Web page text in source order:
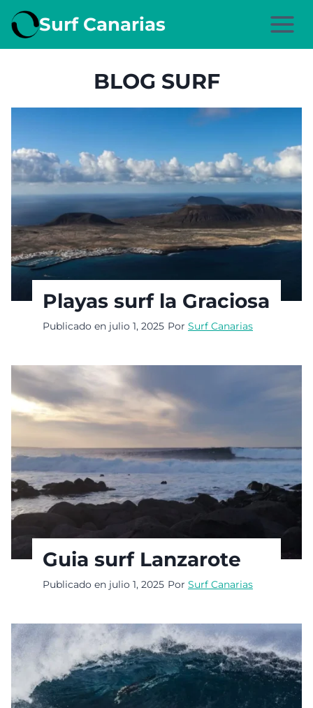
Saltar
contenido
Surf Canarias
BLOG SURF
Playas surf la Graciosa
Publicado en julio 1, 2025 Por Surf Canarias
Guia surf Lanzarote
Publicado en julio 1, 2025 Por Surf Canarias